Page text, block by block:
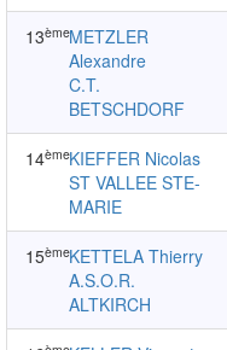
13èmeMETZLER
Alexandre
C.T.
BETSCHDORF
14èmeKIEFFER Nicolas
ST VALLEE STE-
MARIE
15èmeKETTELA Thierry
A.S.O.R.
ALTKIRCH